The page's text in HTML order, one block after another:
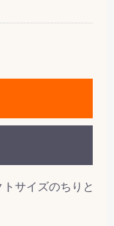
サイズのちりと